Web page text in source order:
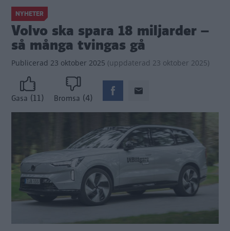
NYHETER
Volvo ska spara 18 miljarder –
så många tvingas gå
Publicerad 23 oktober 2025 (uppdaterad 23 oktober 2025)
Gasa (11) Bromsa (4)